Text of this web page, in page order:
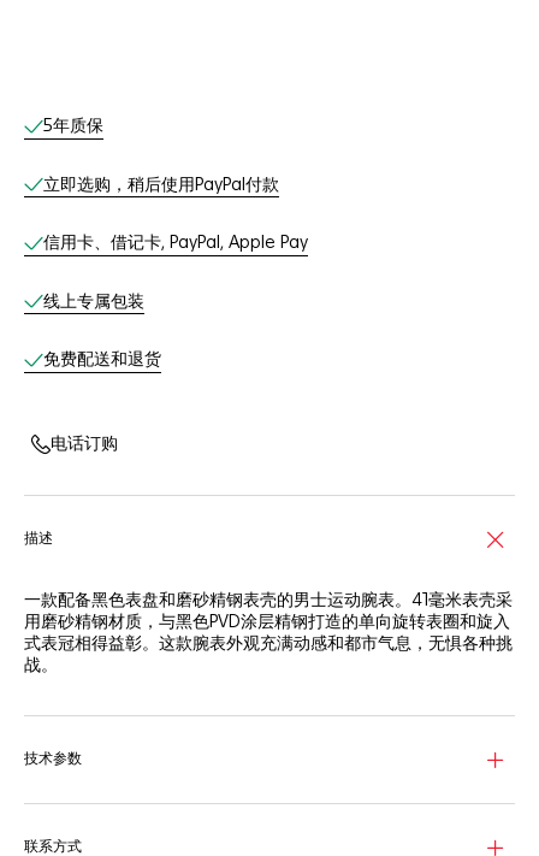
线上服务
5年质保
立即选购，稍后使用PayPal付款
信用卡、借记卡, PayPal, Apple Pay
线上专属包装
免费配送和退货
电话订购
描述
一款配备黑色表盘和磨砂精钢表壳的男士运动腕表。41毫米表壳采
用磨砂精钢材质，与黑色PVD涂层精钢打造的单向旋转表圈和旋入
式表冠相得益彰。这款腕表外观充满动感和都市气息，无惧各种挑
战。
技术参数
联系方式